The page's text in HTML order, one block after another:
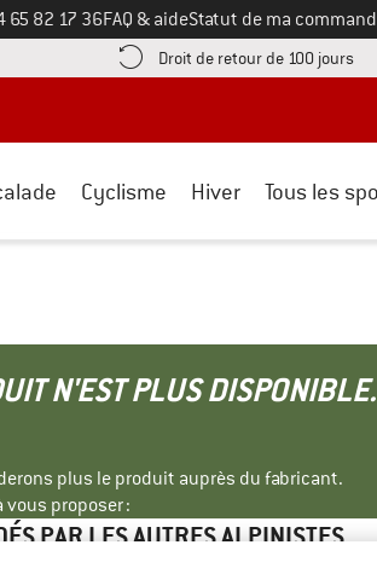
nous au
65 82 17 36FAQ & aideStatut de ma
ici ! Ouvre une boîte d'information
Droit de retour de 100 jours
Cyclisme Hiver Tous les
N'EST PLUS
plus le produit auprès du fabricant.
proposer :
PAR LES AUTRES ALPINISTES